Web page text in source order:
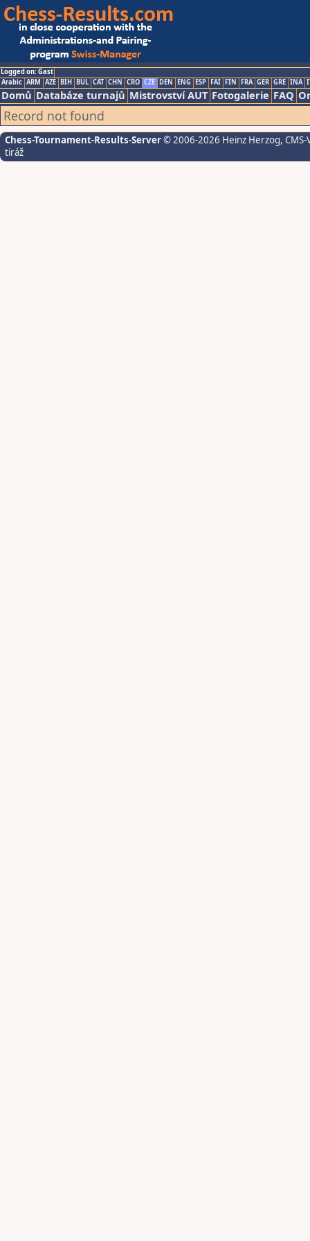
Logged on: Gast
Arabic ARM AZE BIH BUL CAT CHN CRO CZE DEN ENG ESP FAI FIN FRA GER GRE INA
Domů Databáze turnajů Mistrovství AUT Fotogalerie FAQ
Record not found
Chess-Tournament-Results-Server© 2006-2026 Heinz Herzog,
tiráž